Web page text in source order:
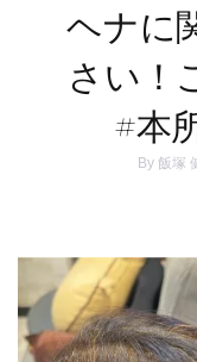
ヘナに
さい！
#本
By 飯塚